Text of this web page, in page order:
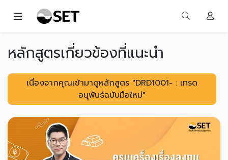
หลักสูตรเกี่ยวข้องที่แนะนำ
เนื่องจากคุณเข้ามาดูหลักสูตร "DRD1001- : เทรด
อนุพันธ์ฉบับมือใหม่"